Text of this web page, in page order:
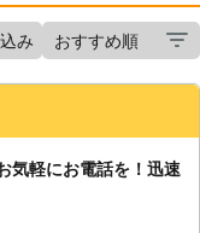
み
気軽にお電話を！迅速